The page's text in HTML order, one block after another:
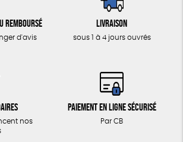
remboursé
d'avis
Livraison
sous 1 à 4 jours ouvrés
nos
Paiement en ligne sécurisé
Par CB